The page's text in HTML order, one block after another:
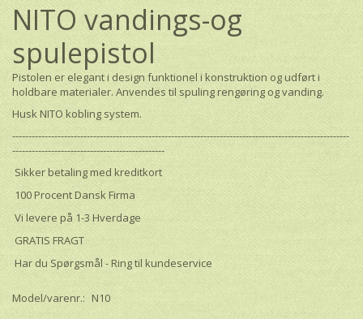
NITO vandings-og
spulepistol
Pistolen er elegant i design funktionel i konstruktion og udført i
holdbare materialer. Anvendes til spuling rengøring og vanding.
Husk NITO kobling system.
--------------------------------------------------------------------------------------------------------
-----------------------------------------------
Sikker betaling med kreditkort
100 Procent Dansk Firma
Vi levere på 1-3 Hverdage
GRATIS FRAGT
Har du Spørgsmål - Ring til kundeservice
Model/varenr.: N10